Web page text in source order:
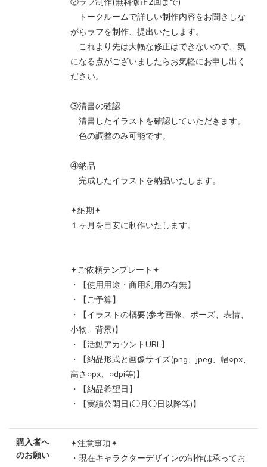
②ラフ制作(無料修正2回まで)
トークルームで詳しい制作内容をお聞きしな
がらラフを制作、提出いたします。
これより先は大幅な修正はできないので、気
になる点がございましたらお気軽にお申し出く
ださい。
③清書の確認
清書したイラストを確認していただきます。
色の調整のみ可能です。
④納品
完成したイラストを納品いたします。
✦納期✦
１ヶ月を目安に制作いたします。
✦ご依頼テンプレート✦
・【使用用途・商用利用の有無】
・【ご予算】
・【イラストの概要(参考画像、ポーズ、表情、
小物、背景)】
・【活動アカウントURL】
・【納品形式と画像サイズ(png、jpeg、幅○px、
高さ○px、○dpi等)】
・【納品希望日】
・【実績公開日(◯月◯日以降等)】
購入者へ
のお願い
✦注意事項✦
・現在キャラクターデザインの制作は承ってお